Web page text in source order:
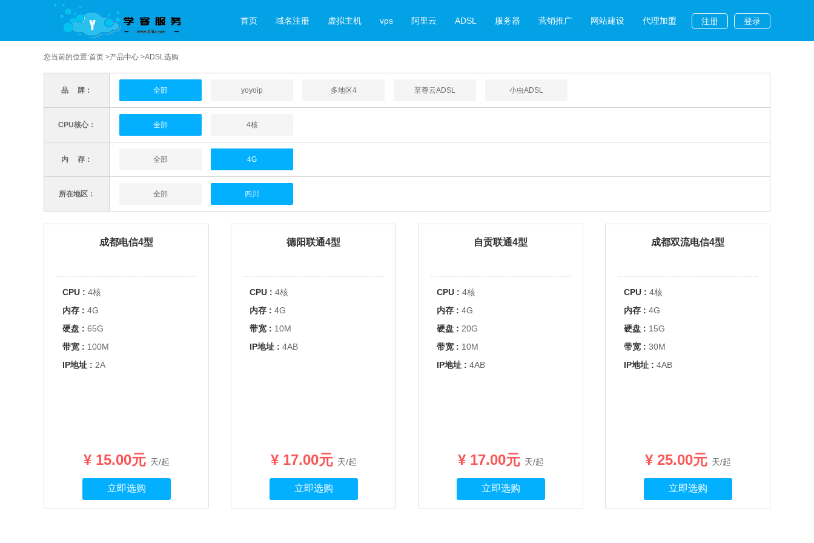
登录
注册
首页 域名注册 虚拟主机 vps 阿里云 ADSL 服务器 营销推广 网站建设 代理加盟
您当前的位置:首页 >产品中心 >ADSL选购
品 牌： 全部 yoyoip 多地区4 至尊云ADSL 小虫ADSL
CPU核心： 全部 4核
内 存： 全部 4G
所在地区： 全部 四川
成都电信4型
CPU : 4核
内存 : 4G
硬盘 : 65G
带宽 : 100M
IP地址 : 2A
¥ 15.00元 天/起
立即选购
德阳联通4型
CPU : 4核
内存 : 4G
带宽 : 10M
IP地址 : 4AB
¥ 17.00元 天/起
立即选购
自贡联通4型
CPU : 4核
内存 : 4G
硬盘 : 20G
带宽 : 10M
IP地址 : 4AB
¥ 17.00元 天/起
立即选购
成都双流电信4型
CPU : 4核
内存 : 4G
硬盘 : 15G
带宽 : 30M
IP地址 : 4AB
¥ 25.00元 天/起
立即选购